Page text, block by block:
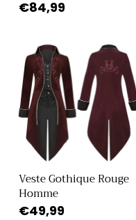
Prix
€84,99
Veste Gothique Rouge
Homme
Prix
€49,99